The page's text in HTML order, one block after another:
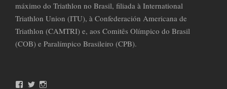
máximo do Triathlon no Brasil, filiada à International
Triathlon Union (ITU), à Confederación Americana de
Triathlon (CAMTRI) e, aos Comitês Olímpico do Brasil
(COB) e Paralímpico Brasileiro (CPB).
T